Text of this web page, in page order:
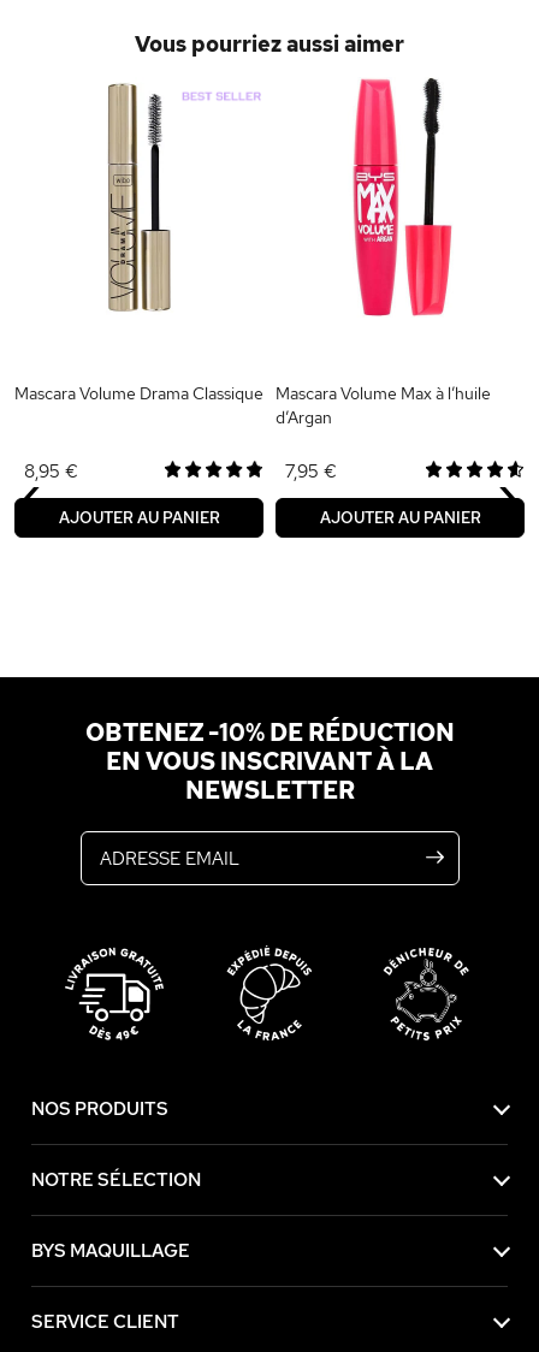
Vous pourriez aussi aimer
Mascara Volume Drama Classique
8,95 €
AJOUTER AU PANIER
Mascara Volume Max à l’huile
d’Argan
7,95 €
AJOUTER AU PANIER
‹ ›
OBTENEZ -10% DE RÉDUCTION
EN VOUS INSCRIVANT À LA
NEWSLETTER
NOS PRODUITS
NOTRE SÉLECTION
BYS MAQUILLAGE
SERVICE CLIENT